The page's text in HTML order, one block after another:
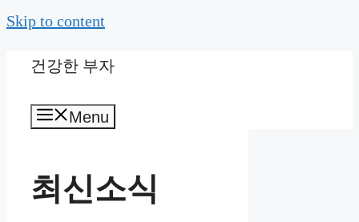
Skip to content
건강한 부자
Menu
최신소식